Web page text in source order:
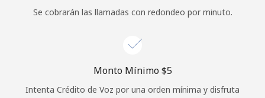
Se cobrarán las llamadas con redondeo por minuto.
Monto Mínimo ⁦$5⁩
Intenta Crédito de Voz por una orden mínima y disfruta